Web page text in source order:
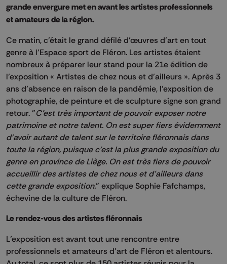
grande envergure met en avant les artistes professionnels
et amateurs de la région.
Ce matin, c’était le grand défilé d’œuvres d’art en tout
genre à l’Espace sport de Fléron. Les artistes étaient
nombreux à préparer leur stand pour la 21e édition de
l’exposition « Artistes de chez nous et d’ailleurs ». Après 3
ans d’absence en raison de la pandémie, l’exposition de
photographie, de peinture et de sculpture signe son grand
retour. "C'est très important de pouvoir exposer notre
patrimoine et notre talent. On est super fiers évidemment
d'avoir autant de talent sur le territoire fléronnais dans
toute la région, puisque c'est la plus grande exposition du
genre en province de Liège. On est très fiers de pouvoir
accueillir des artistes de chez nous et d'ailleurs dans
cette grande exposition." explique Sophie Fafchamps,
échevine de la culture de Fléron.
Le rendez-vous des artistes fléronnais
L’exposition est avant tout une rencontre entre
professionnels et amateurs d’art de Fléron et alentours.